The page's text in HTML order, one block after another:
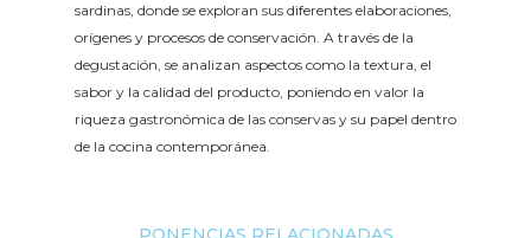
sardinas, donde se exploran sus diferentes elaboraciones,
orígenes y procesos de conservación. A través de la
degustación, se analizan aspectos como la textura, el
sabor y la calidad del producto, poniendo en valor la
riqueza gastronómica de las conservas y su papel dentro
de la cocina contemporánea.